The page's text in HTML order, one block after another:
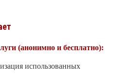
(анонимно и бесплатно):
использованных